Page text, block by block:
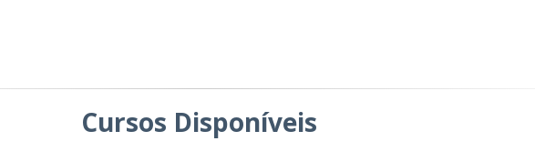
Cursos Disponíveis